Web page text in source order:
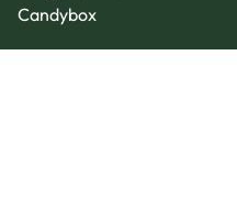
Candybox